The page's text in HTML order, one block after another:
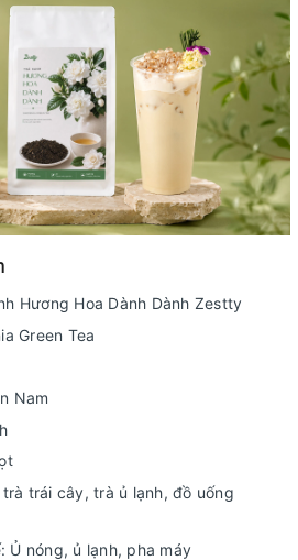
Hương Hoa Dành Dành Zestty
Green Tea
Nam
trái cây, trà ủ lạnh, đồ uống
Ủ nóng, ủ lạnh, pha máy